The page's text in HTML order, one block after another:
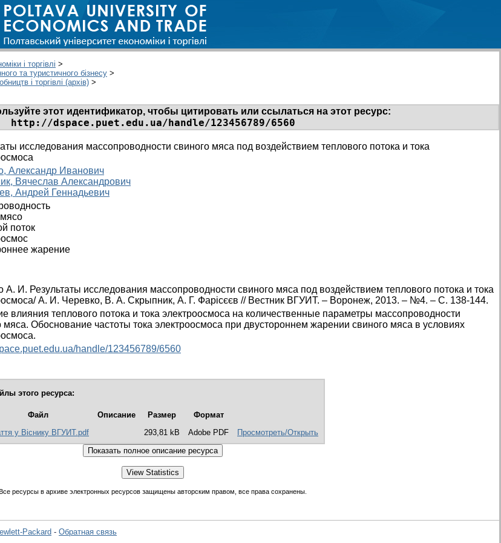
і торгівлі >
та туристичного бізнесу >
і торгівлі (архів) >
этот идентификатор, чтобы цитировать или ссылаться на этот ресурс:
http://dspace.puet.edu.ua/handle/123456789/6560
исследования массопроводности свиного мяса под воздействием теплового потока и тока
Александр Иванович
Вячеслав Александрович
Андрей Геннадьевич
поток
жарение
А. И. Результаты исследования массопроводности свиного мяса под воздействием теплового потока и тока
А. И. Черевко, В. А. Скрыпник, А. Г. Фарісєєв // Вестник ВГУИТ. – Воронеж, 2013. – №4. – С. 138-144.
влияния теплового потока и тока электроосмоса на количественные параметры массопроводности
мяса. Обоснование частоты тока электроосмоса при двустороннем жарении свиного мяса в условиях
handle/123456789/6560
этого ресурса:
Файл Описание Размер
Формат
у Віснику ВГУИТ.pdf
293,81 kB Adobe PDF Просмотреть/Открыть
ресурсы в архиве электронных ресурсов защищены авторским правом, все права сохранены.
Packard - Обратная связь